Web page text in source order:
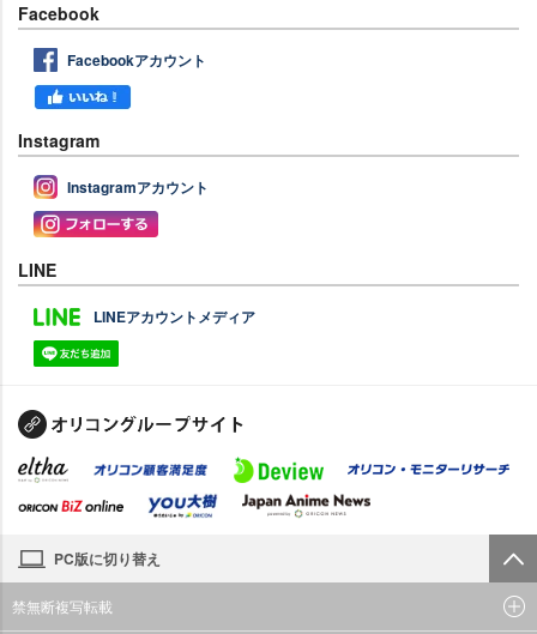
Facebook
Facebookアカウント
Instagram
Instagramアカウント
LINE
LINEアカウントメディア
PC版に切り替え
禁無断複写転載